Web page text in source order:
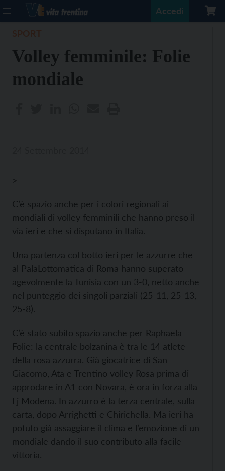
Accedi
Volley femminile: Folie
mondiale
>
C’è spazio anche per i colori regionali ai
mondiali di volley femminili che hanno preso il
via ieri e che si disputano in Italia.
Una partenza col botto ieri per le azzurre che
al PalaLottomatica di Roma hanno superato
agevolmente la Tunisia con un 3-0, netto anche
nel punteggio dei singoli parziali (25-11, 25-13,
25-8).
C’è stato subito spazio anche per Raphaela
Folie: la centrale bolzanina è tra le 14 atlete
della rosa azzurra. Già giocatrice di San
Giacomo, Ata e Trentino volley Rosa prima di
approdare in A1 con Novara, è ora in forza alla
Lj Modena. In azzurro è la terza centrale, sulla
carta, dopo Arrighetti e Chirichella. Ma ieri ha
potuto già assaggiare il clima e l’emozione di un
mondiale dando il suo contributo alla facile
vittoria.